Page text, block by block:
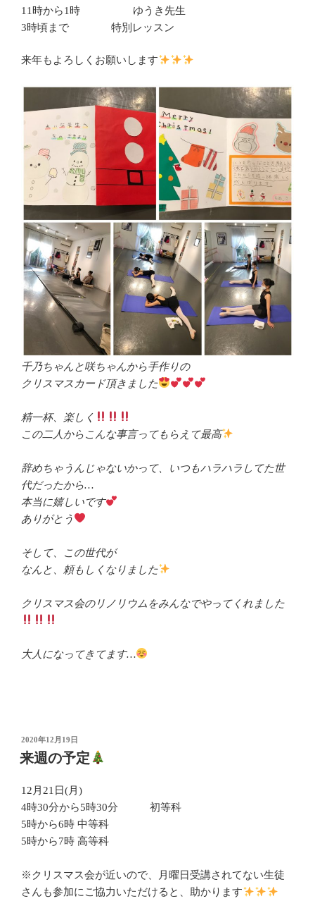
11時から1時 ゆうき先生
3時頃まで 特別レッスン
来年もよろしくお願いします
千乃ちゃんと咲ちゃんから手作りの
クリスマスカード頂きました
精一杯、楽しく
この二人からこんな事言ってもらえて最高
辞めちゃうんじゃないかって、いつもハラハラしてた世
代だったから…
本当に嬉しいです
ありがとう
そして、この世代が
なんと、頼もしくなりました
クリスマス会のリノリウムをみんなでやってくれました
大人になってきてます…
投
稿
日:
2020年12月19日
来週の予定
12月21日(月)
4時30分から5時30分 初等科
5時から6時 中等科
5時から7時 高等科
※クリスマス会が近いので、月曜日受講されてない生徒
さんも参加にご協力いただけると、助かります